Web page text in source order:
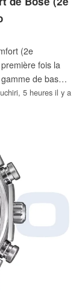
(2e
fois la
de base.
de bruit à six
5 heures il y a